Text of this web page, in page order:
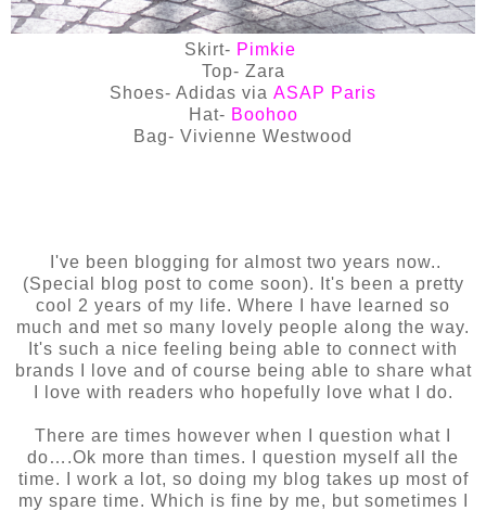
Skirt- Pimkie
Top- Zara
Shoes- Adidas via ASAP Paris
Hat- Boohoo
Bag- Vivienne Westwood
I've been blogging for almost two years now..
(Special blog post to come soon). It's been a pretty
cool 2 years of my life. Where I have learned so
much and met so many lovely people along the way.
It's such a nice feeling being able to connect with
brands I love and of course being able to share what
I love with readers who hopefully love what I do.
There are times however when I question what I
do….Ok more than times. I question myself all the
time. I work a lot, so doing my blog takes up most of
my spare time. Which is fine by me, but sometimes I